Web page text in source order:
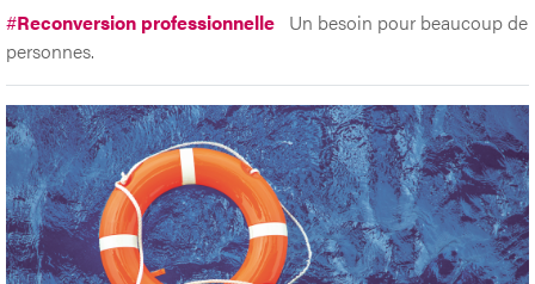
#Reconversion professionnelle Un besoin pour beaucoup de
personnes.